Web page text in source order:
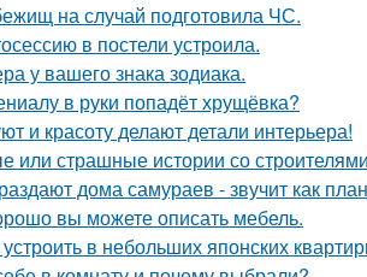
на случай подготовила ЧС.
в постели устроила.
у вашего знака зодиака.
в руки попадёт хрущёвка?
и красоту делают детали интерьера!
или страшные истории со
дома самураев - звучит как
вы можете описать мебель.
в небольших японских